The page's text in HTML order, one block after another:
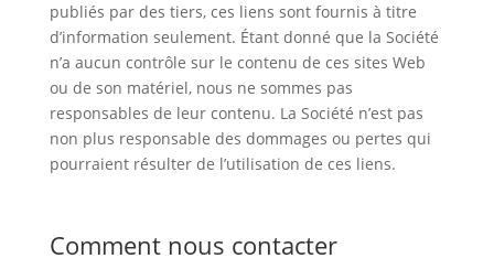
publiés par des tiers, ces liens sont fournis à titre
d’information seulement. Étant donné que la Société
n’a aucun contrôle sur le contenu de ces sites Web
ou de son matériel, nous ne sommes pas
responsables de leur contenu. La Société n’est pas
non plus responsable des dommages ou pertes qui
pourraient résulter de l’utilisation de ces liens.
Comment nous contacter